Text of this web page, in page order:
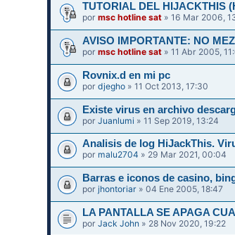
TUTORIAL DEL HIJACKTHIS
pormsc hotline sat » 16 Mar 2006,
AVISO IMPORTANTE: NO
pormsc hotline sat » 11 Abr 2005,
Rovnix.d en mi pc
pordjegho » 11 Oct 2013, 17:30
Existe virus en archivo
porJuanlumi » 11 Sep 2019, 13:24
Analisis de log HiJackThis.
por malu2704 » 29 Mar 2021, 00:04
Barras e iconos de casino,
porjhontoriar » 04 Ene 2005, 18:47
LA PANTALLA SE APAGA
porJack John » 28 Nov 2020, 19:22